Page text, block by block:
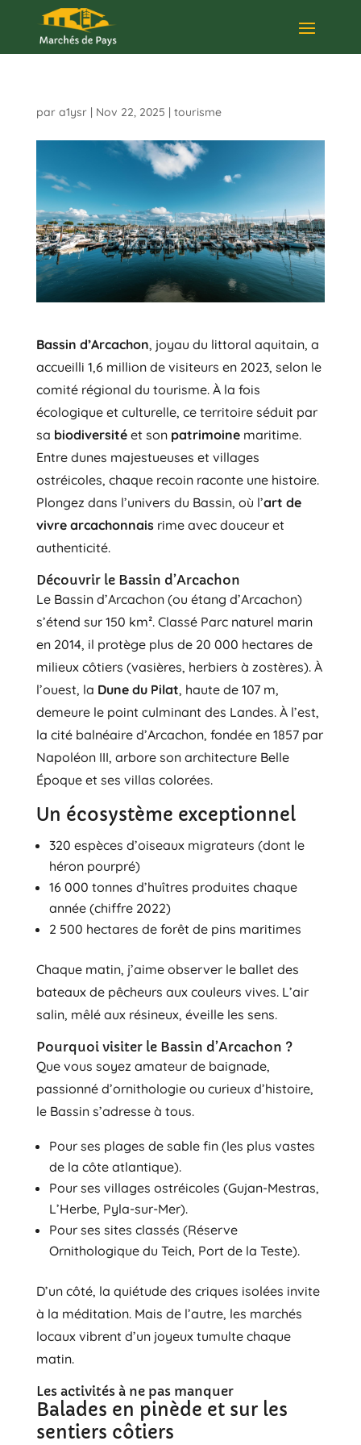
par a1ysr| Nov 22, 2025 | tourisme
Bassin d’Arcachon, joyau du littoral aquitain, a
accueilli 1,6 million de visiteurs en 2023, selon le
comité régional du tourisme. À la fois
écologique et culturelle, ce territoire séduit par
sa biodiversitéet son patrimoinemaritime.
Entre dunes majestueuses et villages
ostréicoles, chaque recoin raconte une histoire.
Plongez dans l’univers du Bassin, où l’art de
vivre arcachonnaisrime avec douceur et
authenticité.
Découvrir le Bassin d’Arcachon
Le Bassin d’Arcachon (ou étang d’Arcachon)
s’étend sur 150 km². Classé Parc naturel marin
en 2014, il protège plus de 20 000 hectares de
milieux côtiers (vasières, herbiers à zostères). À
l’ouest, la Dune du Pilat, haute de 107 m,
demeure le point culminant des Landes. À l’est,
la cité balnéaire d’Arcachon, fondée en 1857 par
Napoléon III, arbore son architecture Belle
Époque et ses villas colorées.
Un écosystème exceptionnel
320 espèces d’oiseaux migrateurs (dont le
héron pourpré)
16 000 tonnes d’huîtres produites chaque
année (chiffre 2022)
2 500 hectares de forêt de pins maritimes
Chaque matin, j’aime observer le ballet des
bateaux de pêcheurs aux couleurs vives. L’air
salin, mêlé aux résineux, éveille les sens.
Pourquoi visiter le Bassin d’Arcachon ?
Que vous soyez amateur de baignade,
passionné d’ornithologie ou curieux d’histoire,
le Bassin s’adresse à tous.
Pour ses plages de sable fin (les plus vastes
de la côte atlantique).
Pour ses villages ostréicoles (Gujan-Mestras,
L’Herbe, Pyla-sur-Mer).
Pour ses sites classés (Réserve
Ornithologique du Teich, Port de la Teste).
D’un côté, la quiétude des criques isolées invite
à la méditation. Mais de l’autre, les marchés
locaux vibrent d’un joyeux tumulte chaque
matin.
Les activités à ne pas manquer
Balades en pinède et sur les
sentiers côtiers